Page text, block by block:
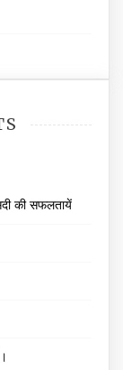
की सफलतायें